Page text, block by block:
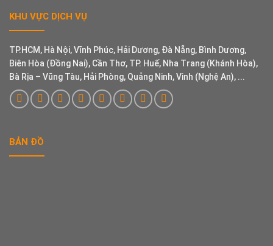
KHU VỰC DỊCH VỤ
TP.HCM, Hà Nội, Vĩnh Phúc, Hải Dương, Đà Nẵng, Bình Dương,
Biên Hòa (Đồng Nai), Cần Thơ, TP. Huế, Nha Trang (Khánh Hòa),
Bà Rịa – Vũng Tàu, Hải Phòng, Quảng Ninh, Vinh (Nghệ An), ...
BẢN ĐỒ